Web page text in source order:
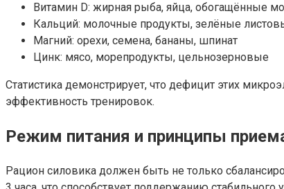
Витамин D: жирная рыба, яйца, обогащённые
Кальций: молочные продукты, зелёные
Магний: орехи, семена, бананы, шпинат
Цинк: мясо, морепродукты, цельнозерновые
Статистика демонстрирует, что дефицит этих
эффективность тренировок.
Режим питания и принципы
Рацион силовика должен быть не только